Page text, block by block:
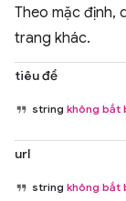
Theo mặc định,
trang khác.
tiêu đề
string không bắt
url
string không bắt